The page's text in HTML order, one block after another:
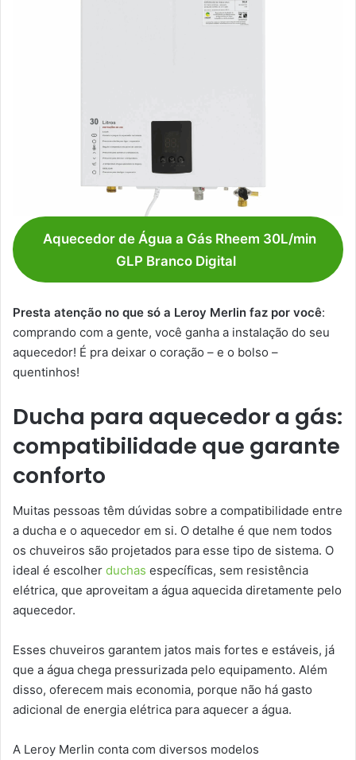
Aquecedor de Água a Gás Rheem 30L/min
GLP Branco Digital
Presta atenção no que só a Leroy Merlin faz por você:
comprando com a gente, você ganha a instalação do seu
aquecedor! É pra deixar o coração – e o bolso –
quentinhos!
Ducha para aquecedor a gás:
compatibilidade que garante
conforto
Muitas pessoas têm dúvidas sobre a compatibilidade entre
a ducha e o aquecedor em si. O detalhe é que nem todos
os chuveiros são projetados para esse tipo de sistema. O
ideal é escolher duchas específicas, sem resistência
elétrica, que aproveitam a água aquecida diretamente pelo
aquecedor.
Esses chuveiros garantem jatos mais fortes e estáveis, já
que a água chega pressurizada pelo equipamento. Além
disso, oferecem mais economia, porque não há gasto
adicional de energia elétrica para aquecer a água.
A Leroy Merlin conta com diversos modelos